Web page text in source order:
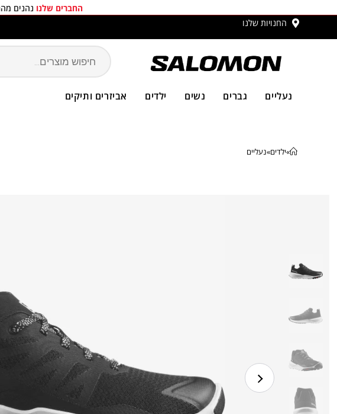
החברים שלנו נהנים
החנויות שלנו
משלוחים חינם בכל קניה מעל
נעליים גברים נשים ילדים אביזרים ותיקים
»ילדים»נעליים